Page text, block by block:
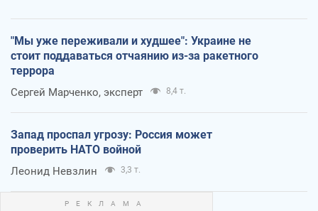
"Мы уже переживали и худшее": Украине не
стоит поддаваться отчаянию из-за ракетного
террора
Сергей Марченко, эксперт 8,4 т.
Запад проспал угрозу: Россия может
проверить НАТО войной
Леонид Невзлин 3,3 т.